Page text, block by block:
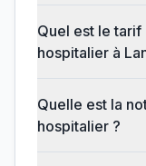
Quel est le tarif
hospitalier à
Quelle est la
hospitalier ?